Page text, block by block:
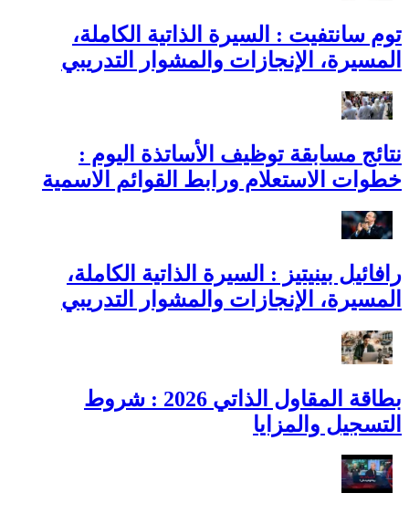
توم سانتفيت : السيرة الذاتية الكاملة،
المسيرة، الإنجازات والمشوار التدريبي
نتائج مسابقة توظيف الأساتذة اليوم :
خطوات الاستعلام ورابط القوائم الاسمية
رافائيل بينيتيز : السيرة الذاتية الكاملة،
المسيرة، الإنجازات والمشوار التدريبي
بطاقة المقاول الذاتي 2026 : شروط
التسجيل والمزايا